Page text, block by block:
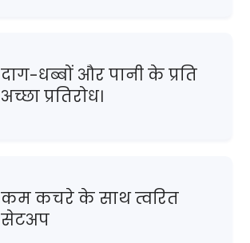
दाग-धब्बों और पानी के प्रति
अच्छा प्रतिरोध।
कम कचरे के साथ त्वरित
सेटअप